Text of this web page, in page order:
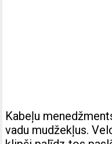
Kabeļu
vadu mudžekļus.